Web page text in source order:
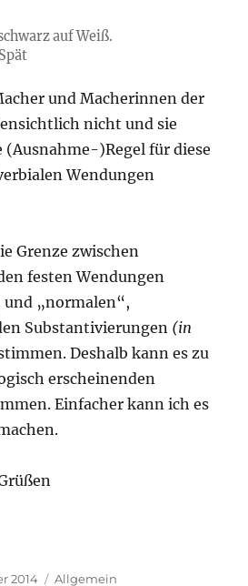
auf Weiß.
und Macherinnen der
nicht und sie
(Ausnahme-)Regel für diese
Wendungen
Grenze zwischen
festen Wendungen
und „normalen“,
Substantivierungen (in
Deshalb kann es zu
erscheinenden
Einfacher kann ich es
2014 Kategorien
Allgemein